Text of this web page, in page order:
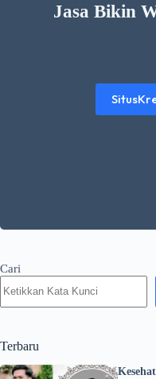
Jasa Bikin
Cari
Terbaru